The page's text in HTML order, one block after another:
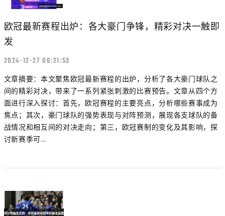
欧冠最新赛程出炉：各大豪门争锋，精彩对决一触即
发
2024-12-27 06:21:53
文章摘要：本文聚焦欧冠最新赛程的出炉，分析了各大豪门球队之
间的精彩对决，带来了一系列紧张刺激的比赛预告。文章从四个方
面进行深入探讨：首先，欧冠赛程的主要亮点，分析哪些赛事成为
焦点；其次，豪门球队的强势表现与对阵预测，展现各支球队的备
战情况和相互间的对决走向；第三，欧冠赛制的变化及其影响，探
讨新赛季可...